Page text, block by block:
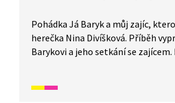
Pohádka Já Baryk a můj zajíc,
herečka Nina Divíšková. Příběh
Barykovi a jeho setkání se